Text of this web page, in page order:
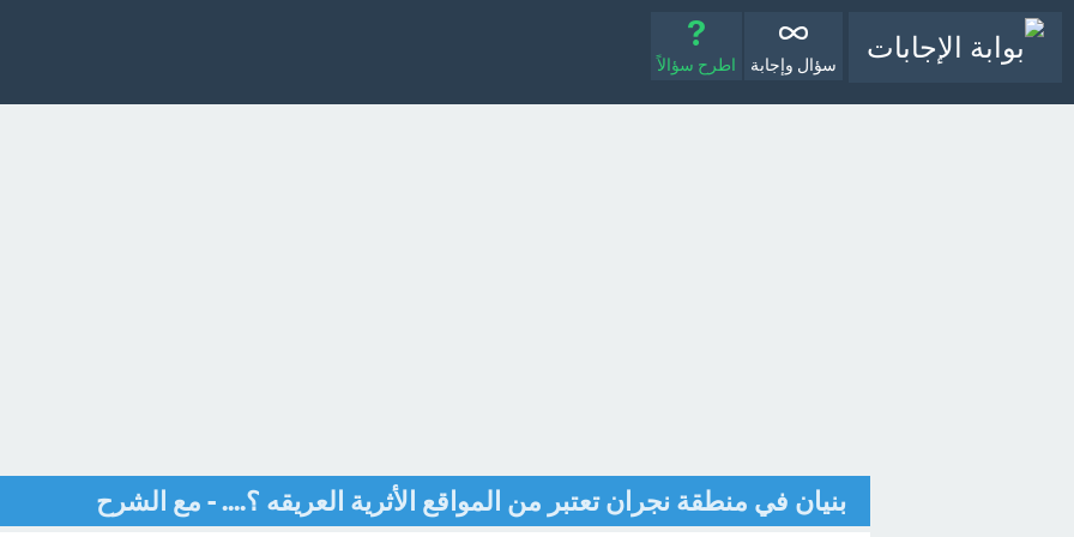
سؤال وإجابة اطرح سؤالاً
بنيان في منطقة نجران تعتبر من المواقع الأثرية العريقه ؟.... - مع الشرح